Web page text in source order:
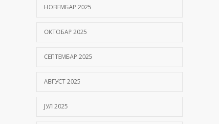
НОВЕМБАР 2025
ОКТОБАР 2025
СЕПТЕМБАР 2025
АВГУСТ 2025
ЈУЛ 2025